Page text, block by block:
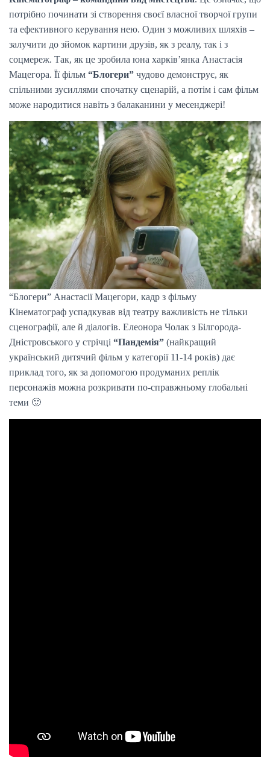
потрібно починати зі створення своєї власної творчої групи
та ефективного керування нею. Один з можливих шляхів –
залучити до зйомок картини друзів, як з реалу, так і з
соцмереж. Так, як це зробила юна харків’янка Анастасія
Мацегора. Її фільм “Блогери” чудово демонструє, як
спільними зусиллями спочатку сценарій, а потім і сам фільм
може народитися навіть з балаканини у месенджері!
“Блогери” Анастасії Мацегори, кадр з фільму
Кінематограф успадкував від театру важливість не тільки
сценографії, але й діалогів. Елеонора Чолак з Білгорода-
Дністровського у стрічці “Пандемія” (найкращий
український дитячий фільм у категорії 11-14 років) дає
приклад того, як за допомогою продуманих реплік
персонажів можна розкривати по-справжньому глобальні
теми 🙂